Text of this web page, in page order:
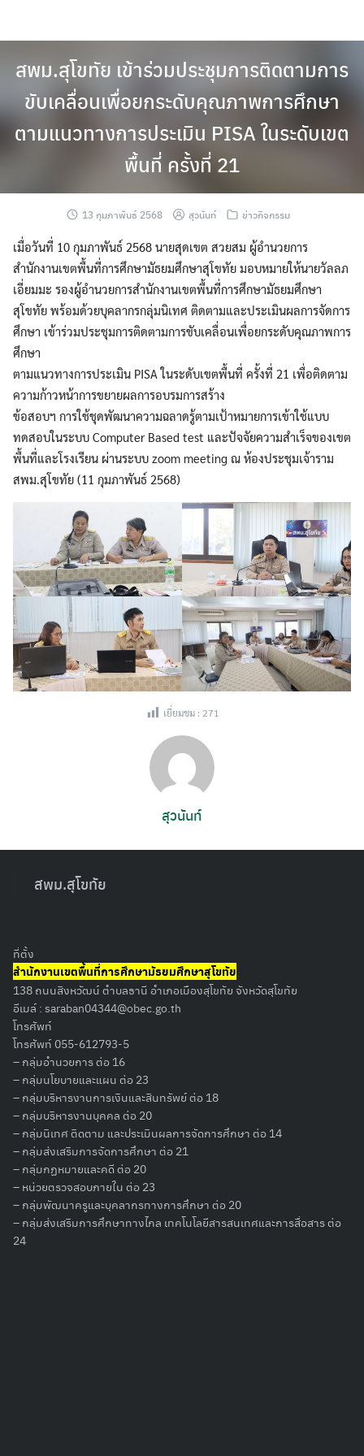
content
Search
for:
สพม.สุโขทัย เข้าร่วมประชุมการติดตามการ
ขับเคลื่อนเพื่อยกระดับคุณภาพการศึกษา
ตามแนวทางการประเมิน PISA ในระดับเขต
พื้นที่ ครั้งที่ 21
13 กุมภาพันธ์ 2568 สุวนันท์ ข่าวกิจกรรม
เมื่อวันที่ 10 กุมภาพันธ์ 2568 นายสุดเขต สวยสม ผู้อำนวยการ
สำนักงานเขตพื้นที่การศึกษามัธยมศึกษาสุโขทัย มอบหมายให้นายวัลลภ
เอี่ยมมะ รองผู้อำนวยการสำนักงานเขตพื้นที่การศึกษามัธยมศึกษา
สุโขทัย พร้อมด้วยบุคลากรกลุ่มนิเทศ ติดตามและประเมินผลการจัดการ
ศึกษา เข้าร่วมประชุมการติดตามการขับเคลื่อนเพื่อยกระดับคุณภาพการ
ศึกษา
ตามแนวทางการประเมิน PISA ในระดับเขตพื้นที่ ครั้งที่ 21 เพื่อติดตาม
ความก้าวหน้าการขยายผลการอบรมการสร้าง
ข้อสอบฯ การใช้ชุดพัฒนาความฉลาดรู้ตามเป้าหมายการเข้าใช้แบบ
ทดสอบในระบบ Computer Based test และปัจจัยความสำเร็จของเขต
พื้นที่และโรงเรียน ผ่านระบบ zoom meeting ณ ห้องประชุมเจ้าราม
สพม.สุโขทัย (11 กุมภาพันธ์ 2568)
เยี่ยมชม : 271
สุวนันท์
สพม.สุโขทัย
ที่ตั้ง
สำนักงานเขตพื้นที่การศึกษามัธยมศึกษาสุโขทัย
138 ถนนสิงหวัฒน์ ตำบลธานี อำเภอเมืองสุโขทัย จังหวัดสุโขทัย
อีเมล์ : saraban04344@obec.go.th
โทรศัพท์
โทรศัพท์ 055-612793-5
– กลุ่มอำนวยการ ต่อ 16
– กลุ่มนโยบายและแผน ต่อ 23
– กลุ่มบริหารงานการเงินและสินทรัพย์ ต่อ 18
– กลุ่มบริหารงานบุคคล ต่อ 20
– กลุ่มนิเทศ ติดตาม และประเมินผลการจัดการศึกษา ต่อ 14
– กลุ่มส่งเสริมการจัดการศึกษา ต่อ 21
– กลุ่มกฏหมายและคดี ต่อ 20
– หน่วยตรวจสอบภายใน ต่อ 23
– กลุ่มพัฒนาครูและบุคลากรทางการศึกษา ต่อ 20
– กลุ่มส่งเสริมการศึกษาทางไกล เทคโนโลยีสารสนเทศและการสื่อสาร ต่อ
24